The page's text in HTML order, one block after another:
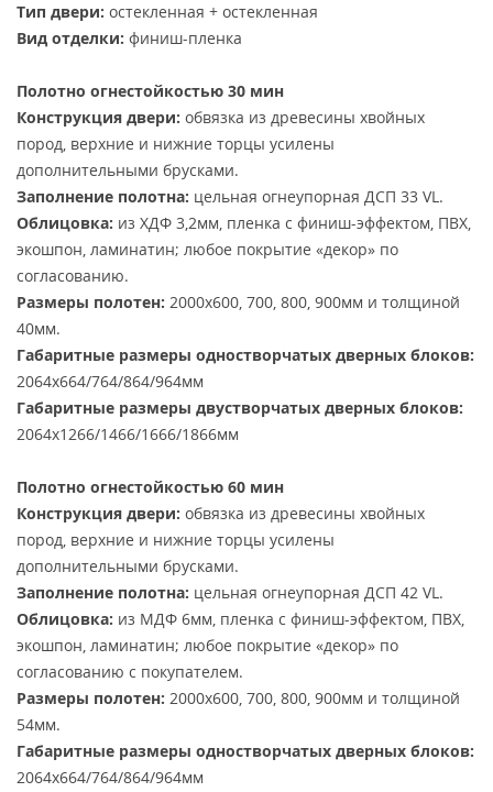
Тип двери: остекленная + остекленная
Вид отделки: финиш-пленка
Полотно огнестойкостью 30 мин
Конструкция двери: обвязка из древесины хвойных
пород, верхние и нижние торцы усилены
дополнительными брусками.
Заполнение полотна: цельная огнеупорная ДСП 33 VL.
Облицовка: из ХДФ 3,2мм, пленка с финиш-эффектом, ПВХ,
экошпон, ламинатин; любое покрытие «декор» по
согласованию.
Размеры полотен: 2000х600, 700, 800, 900мм и толщиной
40мм.
Габаритные размеры одностворчатых дверных блоков:
2064х664/764/864/964мм
Габаритные размеры двустворчатых дверных блоков:
2064х1266/1466/1666/1866мм
Полотно огнестойкостью 60 мин
Конструкция двери: обвязка из древесины хвойных
пород, верхние и нижние торцы усилены
дополнительными брусками.
Заполнение полотна: цельная огнеупорная ДСП 42 VL.
Облицовка: из МДФ 6мм, пленка с финиш-эффектом, ПВХ,
экошпон, ламинатин; любое покрытие «декор» по
согласованию с покупателем.
Размеры полотен: 2000х600, 700, 800, 900мм и толщиной
54мм.
Габаритные размеры одностворчатых дверных блоков:
2064х664/764/864/964мм